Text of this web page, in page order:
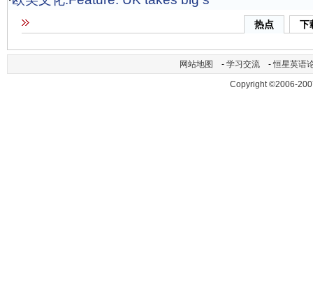
热点 下
网站地图 - 学习交流 -恒星英语
Copyright ©2006-